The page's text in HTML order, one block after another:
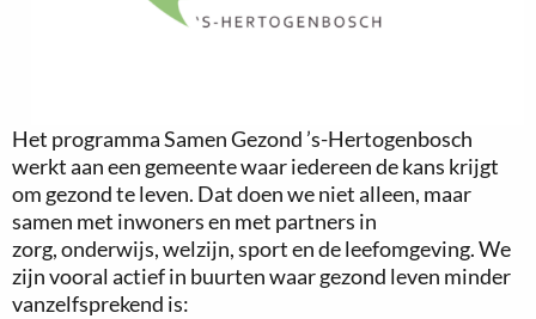
Het programma Samen Gezond ’s-Hertogenbosch
werkt aan een gemeente waar iedereen de kans krijgt
om gezond te leven. Dat doen we niet alleen, maar
samen met inwoners en met partners in
zorg, onderwijs, welzijn, sport en de leefomgeving. We
zijn vooral actief in buurten waar gezond leven minder
vanzelfsprekend is: